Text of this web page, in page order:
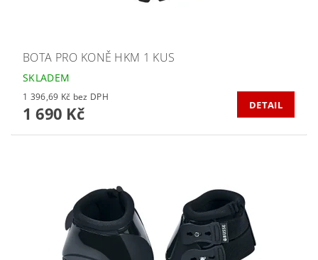
BOTA PRO KONĚ HKM 1 KUS
SKLADEM
1 396,69 Kč bez DPH
1 690 Kč DETAIL